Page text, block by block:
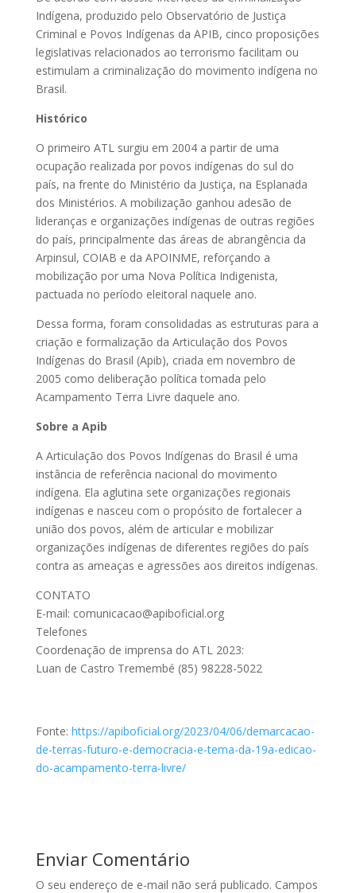
Indígena, produzido pelo Observatório de Justiça
Criminal e Povos Indígenas da APIB, cinco proposições
legislativas relacionados ao terrorismo facilitam ou
estimulam a criminalização do movimento indígena no
Brasil.
Histórico
O primeiro ATL surgiu em 2004 a partir de uma
ocupação realizada por povos indígenas do sul do
país, na frente do Ministério da Justiça, na Esplanada
dos Ministérios. A mobilização ganhou adesão de
lideranças e organizações indígenas de outras regiões
do país, principalmente das áreas de abrangência da
Arpinsul, COIAB e da APOINME, reforçando a
mobilização por uma Nova Política Indigenista,
pactuada no período eleitoral naquele ano.
Dessa forma, foram consolidadas as estruturas para a
criação e formalização da Articulação dos Povos
Indígenas do Brasil (Apib), criada em novembro de
2005 como deliberação política tomada pelo
Acampamento Terra Livre daquele ano.
Sobre a Apib
A Articulação dos Povos Indígenas do Brasil é uma
instância de referência nacional do movimento
indígena. Ela aglutina sete organizações regionais
indígenas e nasceu com o propósito de fortalecer a
união dos povos, além de articular e mobilizar
organizações indígenas de diferentes regiões do país
contra as ameaças e agressões aos direitos indígenas.
CONTATO
E-mail: comunicacao@apiboficial.org
Telefones
Coordenação de imprensa do ATL 2023:
Luan de Castro Tremembé (85) 98228-5022
Fonte: https://apiboficial.org/2023/04/06/demarcacao-
de-terras-futuro-e-democracia-e-tema-da-19a-edicao-
do-acampamento-terra-livre/
Enviar Comentário
O seu endereço de e-mail não será publicado. Campos